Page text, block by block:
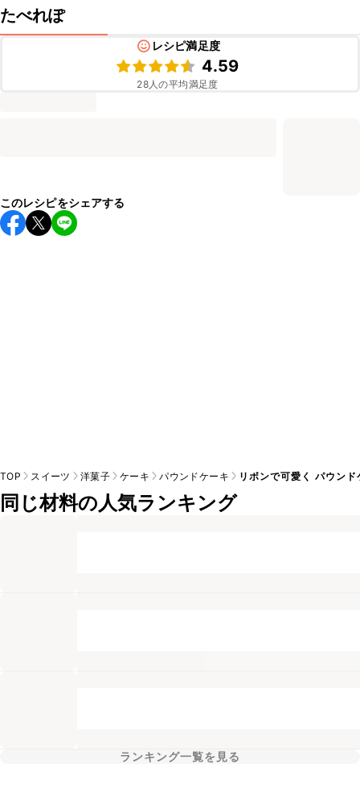
たべれぽ
レシピ満足度
4.59
28人の平均満足度
このレシピをシェアする
TOP スイーツ 洋菓子 ケーキ パウンドケーキ リボンで可愛く パウン
同じ材料の人気ランキング
ランキング一覧を見る